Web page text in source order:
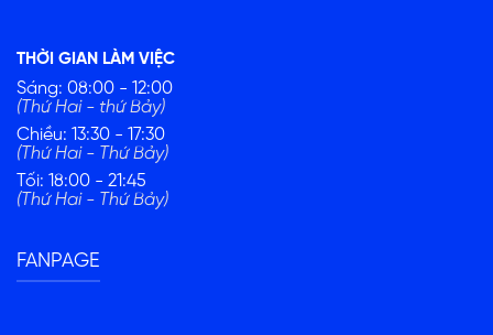
THỜI GIAN LÀM VIỆC
Sáng: 08:00 - 12:00
(Thứ Hai - thứ Bảy)
Chiều: 13:30 - 17:30
(Thứ Hai - Thứ Bảy)
Tối: 18:00 - 21:45
(Thứ Hai - Thứ Bảy)
FANPAGE